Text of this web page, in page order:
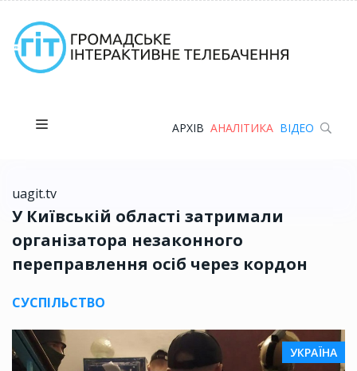
АРХІВ АНАЛІТИКА ВІДЕО
uagit.tv
У Київській області затримали
організатора незаконного
переправлення осіб через кордон
СУСПІЛЬСТВО
УКРАЇНА